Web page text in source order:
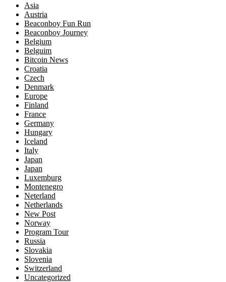
Asia
Austria
Beaconboy Fun Run
Beaconboy Journey
Belgium
Belguim
Bitcoin News
Croatia
Czech
Denmark
Europe
Finland
France
Germany
Hungary
Iceland
Italy
Japan
Japan
Luxemburg
Montenegro
Neterland
Netherlands
New Post
Norway
Program Tour
Russia
Slovakia
Slovenia
Switzerland
Uncategorized